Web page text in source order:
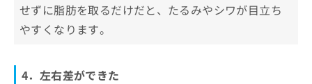
せずに脂肪を取るだけだと、たるみやシワが目立ち
やすくなります。
4．左右差ができた